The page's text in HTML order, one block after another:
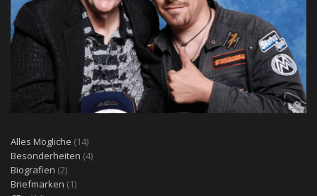
Alles Mögliche 1414
Produkte
Besonderheiten 44
Biografien 22
Produkte
Briefmarken 11